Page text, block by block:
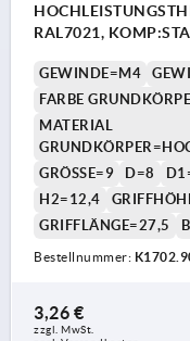
RAL7021,
GEWINDE=M4
FARBE
MATERIAL
GRÖSSE=9
D=8
H2=12,4
GRIFFLÄNGE=27,5
Bestellnummer:
3,26 €
zzgl. MwSt.